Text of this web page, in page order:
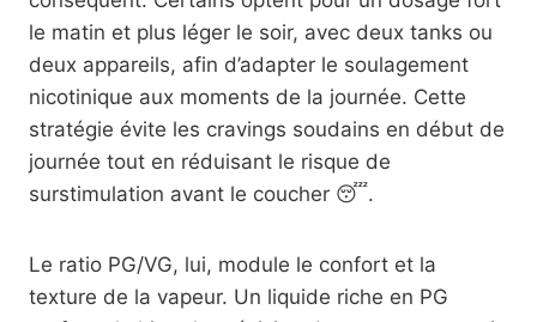
le matin et plus léger le soir, avec deux tanks ou
deux appareils, afin d’adapter le soulagement
nicotinique aux moments de la journée. Cette
stratégie évite les cravings soudains en début de
journée tout en réduisant le risque de
surstimulation avant le coucher 😴.
Le ratio PG/VG, lui, module le confort et la
texture de la vapeur. Un liquide riche en PG